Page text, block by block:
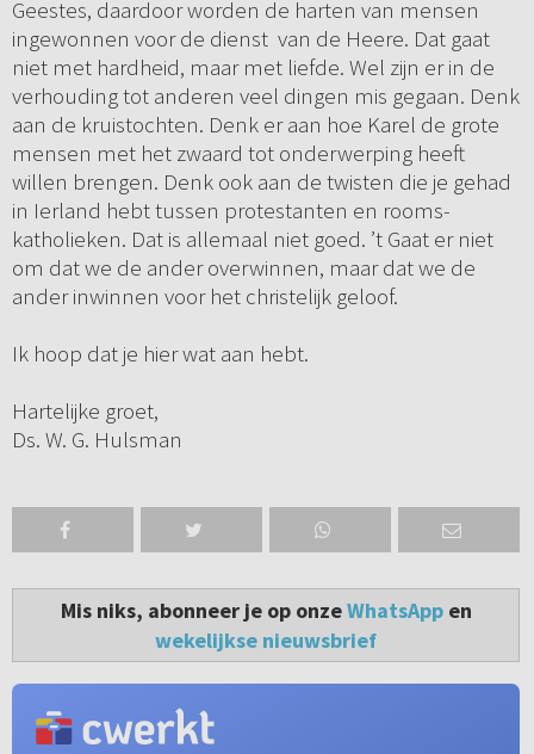
Geestes, daardoor worden de harten van mensen
ingewonnen voor de dienst van de Heere. Dat gaat
niet met hardheid, maar met liefde. Wel zijn er in de
verhouding tot anderen veel dingen mis gegaan. Denk
aan de kruistochten. Denk er aan hoe Karel de grote
mensen met het zwaard tot onderwerping heeft
willen brengen. Denk ook aan de twisten die je gehad
in Ierland hebt tussen protestanten en rooms-
katholieken. Dat is allemaal niet goed. ’t Gaat er niet
om dat we de ander overwinnen, maar dat we de
ander inwinnen voor het christelijk geloof.
Ik hoop dat je hier wat aan hebt.
Hartelijke groet,
Ds. W. G. Hulsman
Mis niks, abonneer je op onzeWhatsAppen
wekelijkse nieuwsbrief